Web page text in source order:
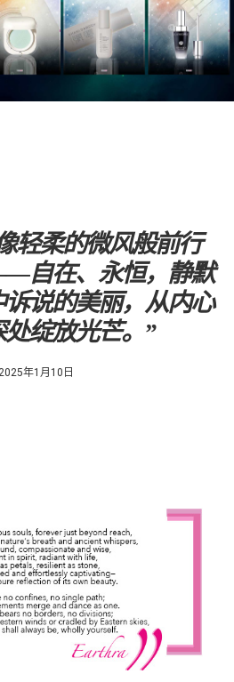
轻柔的微风般前行
自在、永恒，静默
诉说的美丽，从内心
处绽放光芒。”
年1月10日